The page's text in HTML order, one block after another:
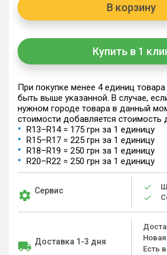
В корзину
Купить в 1
При покупке менее 4 единиц
быть выше указанной. В случае,
нужном городе товара в данный
стоимости добавляется стоимость
R13–R14 = 175 грн за 1 единицу
R15–R17 = 225 грн за 1 единицу
R18–R19 = 250 грн за 1 единицу
R20–R22 = 250 грн за 1 единицу
Сервис
Доставка 1-3 дня
Есть